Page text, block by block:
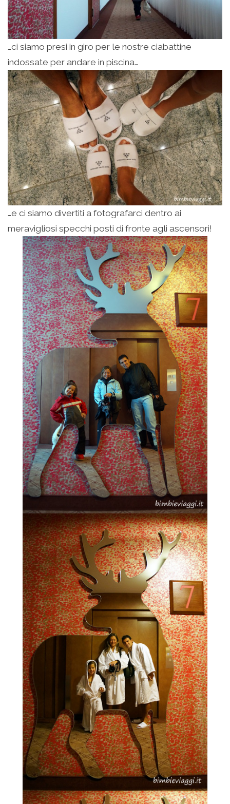
…ci siamo presi in giro per le nostre ciabattine
indossate per andare in piscina…
…e ci siamo divertiti a fotografarci dentro ai
meravigliosi specchi posti di fronte agli ascensori!